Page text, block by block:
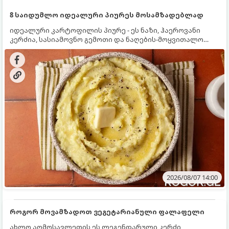
8 საიდუმლო იდეალური პიურეს მოსამზადებლად
იდეალური კარტოფილის პიურე - ეს ნაზი, ჰაეროვანი
კერძია, სასიამოვნო გემოთი და ნაღების-მოყვითალო
ფერით. მისი მომზადება ძალიან მარტივია, მაგრამ
არსებობს რამდენიმე საიდუმლო, რომლებიც უნდა
იცოდეთ, რომ პიურე იდეალურად გემრიელი გამოვიდეს.
2026/08/07 14:00
როგორ მოვამზადოთ ვეგეტარიანული ფალაფელი
ახლო აღმოსავლეთის ეს ლეგენდარული კერძი